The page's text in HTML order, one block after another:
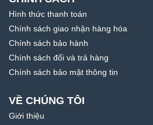
Hình thức thanh toán
Chính sách giao nhận hàng hóa
Chính sách bảo hành
Chính sách đổi và trả hàng
Chính sách bảo mật thông tin
VỀ CHÚNG TÔI
Giới thiệu